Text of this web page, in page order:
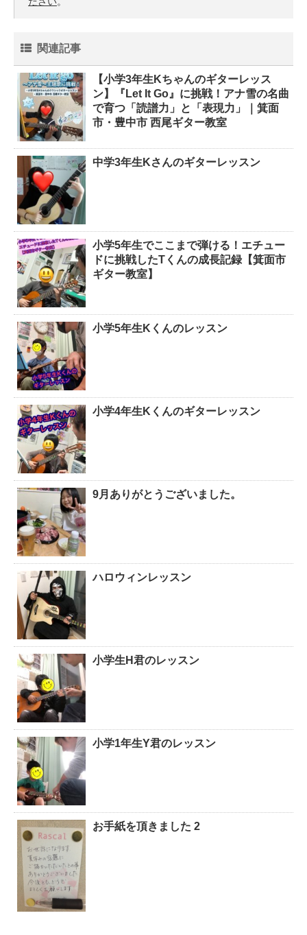
関連記事
【小学3年生Kちゃんのギターレッス
ン】『Let It Go』に挑戦！アナ雪の名曲
で育つ「読譜力」と「表現力」｜箕面
市・豊中市 西尾ギター教室
中学3年生Kさんのギターレッスン
小学5年生でここまで弾ける！エチュー
ドに挑戦したTくんの成長記録【箕面市
ギター教室】
小学5年生Kくんのレッスン
小学4年生Kくんのギターレッスン
9月ありがとうございました。
ハロウィンレッスン
小学生H君のレッスン
小学1年生Y君のレッスン
お手紙を頂きました 2